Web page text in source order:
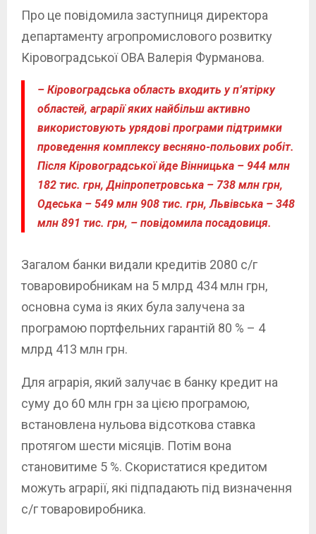
Про це повідомила заступниця директора
департаменту агропромислового розвитку
Кіровоградської ОВА Валерія Фурманова.
– Кіровоградська область входить у п’ятірку
областей, аграрії яких найбільш активно
використовують урядові програми підтримки
проведення комплексу весняно-польових робіт.
Після Кіровоградської йде Вінницька – 944 млн
182 тис. грн, Дніпропетровська – 738 млн грн,
Одеська – 549 млн 908 тис. грн, Львівська – 348
млн 891 тис. грн, – повідомила посадовиця.
Загалом банки видали кредитів 2080 с/г
товаровиробникам на 5 млрд 434 млн грн,
основна сума із яких була залучена за
програмою портфельних гарантій 80 % – 4
млрд 413 млн грн.
Для аграрія, який залучає в банку кредит на
суму до 60 млн грн за цією програмою,
встановлена нульова відсоткова ставка
протягом шести місяців. Потім вона
становитиме 5 %. Скористатися кредитом
можуть аграрії, які підпадають під визначення
с/г товаровиробника.